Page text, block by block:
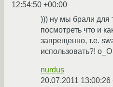
12:54:50 +00:00
))) ну мы брали для
посмотреть что и
запрещенно, т.е.
использовать?! о_О
nurdus
20.07.2011 13:00:26